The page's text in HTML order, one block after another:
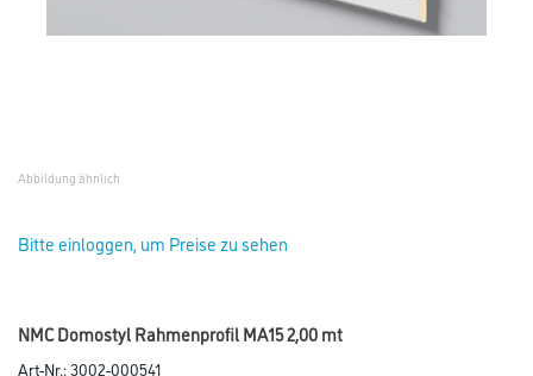
Abbildung ähnlich
Bitte einloggen, um Preise zu sehen
NMC Domostyl Rahmenprofil MA15 2,00 mt
Art-Nr.:3002-000541